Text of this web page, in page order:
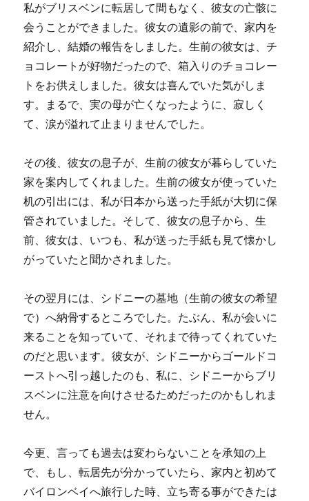
私がブリスベンに転居して間もなく、彼女の亡骸に
会うことができました。彼女の遺影の前で、家内を
紹介し、結婚の報告をしました。生前の彼女は、チ
ョコレートが好物だったので、箱入りのチョコレー
トをお供えしました。彼女は喜んでいた気がしま
す。まるで、実の母が亡くなったように、寂しく
て、涙が溢れて止まりませんでした。
その後、彼女の息子が、生前の彼女が暮らしていた
家を案内してくれました。生前の彼女が使っていた
机の引出には、私が日本から送った手紙が大切に保
管されていました。そして、彼女の息子から、生
前、彼女は、いつも、私が送った手紙も見て懐かし
がっていたと聞かされました。
その翌月には、シドニーの墓地（生前の彼女の希望
で）へ納骨するところでした。たぶん、私が会いに
来ることを知っていて、それまで待ってくれていた
のだと思います。彼女が、シドニーからゴールドコ
ーストへ引っ越したのも、私に、シドニーからブリ
スベンに注意を向けさせるためだったのかもしれま
せん。
今更、言っても過去は変わらないことを承知の上
で、もし、転居先が分かっていたら、家内と初めて
バイロンベイへ旅行した時、立ち寄る事ができたは